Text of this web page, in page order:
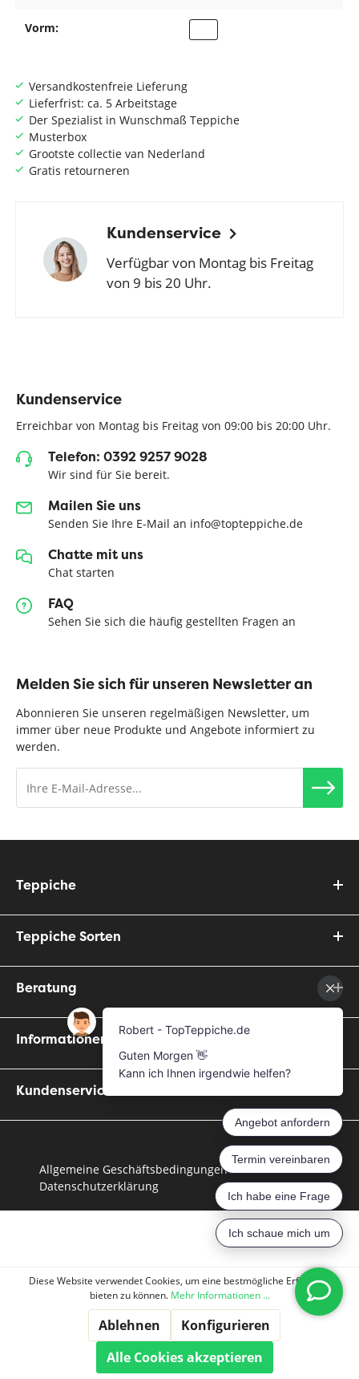
Versandkostenfreie Lieferung
Lieferfrist: ca. 5 Arbeitstage
Der Spezialist in Wunschmaß Teppiche
Musterbox
Grootste collectie van Nederland
Gratis retourneren
Kundenservice
Verfügbar von Montag bis Freitag
von 9 bis 20 Uhr.
Vorm:
Kundenservice
Erreichbar von Montag bis Freitag von 09:00 bis 20:00 Uhr.
Telefon: 0392 9257 9028
Wir sind für Sie bereit.
Mailen Sie uns
Senden Sie Ihre E-Mail an info@topteppiche.de
Chatte mit uns
Chat starten
FAQ
Sehen Sie sich die häufig gestellten Fragen an
Melden Sie sich für unseren Newsletter an
Abonnieren Sie unseren regelmäßigen Newsletter, um
immer über neue Produkte und Angebote informiert zu
werden.
Teppiche
Teppiche Sorten
Beratung
Informationen
Kundenservice
Allgemeine Geschäftsbedingungen
Datenschutzerklärung
Diese Website verwendet Cookies, um eine bestmögliche Erfahrung
bieten zu können. Mehr Informationen ...
Ablehnen
Konfigurieren
Alle Cookies akzeptieren